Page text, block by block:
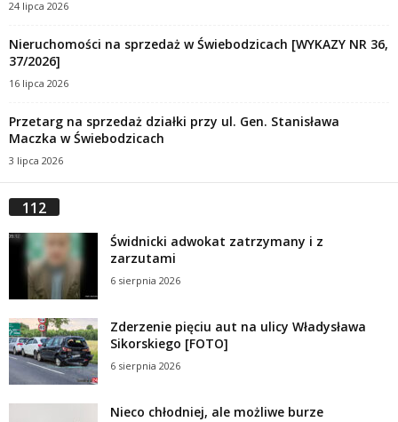
24 lipca 2026
Nieruchomości na sprzedaż w Świebodzicach [WYKAZY NR 36,
37/2026]
16 lipca 2026
Przetarg na sprzedaż działki przy ul. Gen. Stanisława
Maczka w Świebodzicach
3 lipca 2026
112
Świdnicki adwokat zatrzymany i z
zarzutami
6 sierpnia 2026
Zderzenie pięciu aut na ulicy Władysława
Sikorskiego [FOTO]
6 sierpnia 2026
Nieco chłodniej, ale możliwe burze